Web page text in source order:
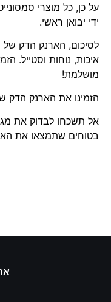
על כן, כל מוצרי
ידי יבואן ראשי.
לסיכום, הארנק הדק של
איכות, נוחות וסטייל.
מושלמת!
הזמינו את הארנק הדק
אל תשכחו לבדוק את
בטוחים שתמצאו את